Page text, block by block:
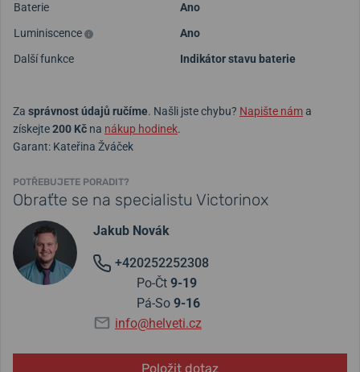
Baterie
Ano
Luminiscence
Ano
Další funkce
Indikátor stavu baterie
Za správnost údajů ručíme. Našli jste chybu? Napište náma
získejte200 Kč na nákup hodinek.
Garant: Kateřina Žváček
POTŘEBUJETE PORADIT?
Obraťte se na specialistu Victorinox
Jakub Novák
+420252252308
Po-Čt 9-19
Pá-So 9-16
info@helveti.cz
Položit dotaz